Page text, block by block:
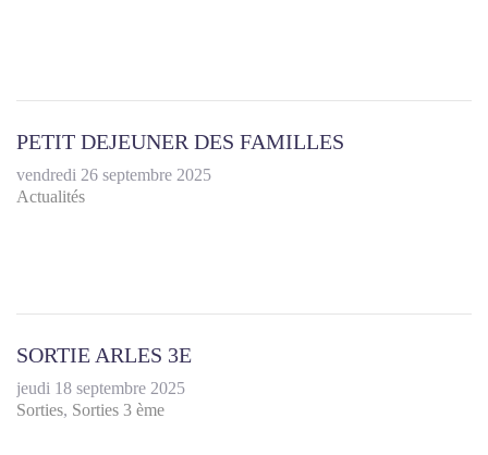
PETIT DEJEUNER DES FAMILLES
vendredi 26 septembre 2025
Actualités
SORTIE ARLES 3E
jeudi 18 septembre 2025
Sorties Sorties 3 ème